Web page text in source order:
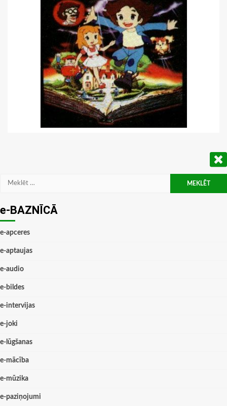
Meklēt:
e-BAZNĪCĀ
e-apceres
e-aptaujas
e-audio
e-bildes
e-intervijas
e-joki
e-lūgšanas
e-mācība
e-mūzika
e-paziņojumi